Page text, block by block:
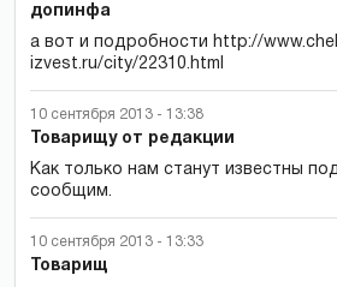
допинфа
а вот и подробности http://
izvest.ru/city/22310.html
10 сентября 2013 - 13:38
Товарищу от редакции
Как только нам станут известны
сообщим.
10 сентября 2013 - 13:33
Товарищ